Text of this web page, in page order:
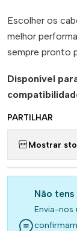
Escolher os
melhor
sempre pronto
Disponível
PARTILHAR
Mostrar
Não
Envia-nos